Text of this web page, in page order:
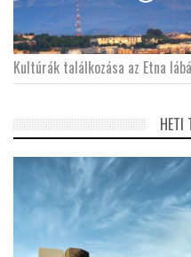
Kultúrák találkozása az Etna
HETI